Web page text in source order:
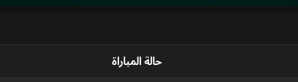
حالة المباراة